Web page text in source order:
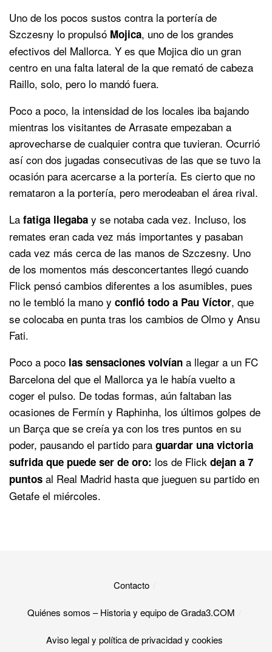
Uno de los pocos sustos contra la portería de
Szczesny lo propulsó Mojica, uno de los grandes
efectivos del Mallorca. Y es que Mojica dio un gran
centro en una falta lateral de la que remató de cabeza
Raillo, solo, pero lo mandó fuera.
Poco a poco, la intensidad de los locales iba bajando
mientras los visitantes de Arrasate empezaban a
aprovecharse de cualquier contra que tuvieran. Ocurrió
así con dos jugadas consecutivas de las que se tuvo la
ocasión para acercarse a la portería. Es cierto que no
remataron a la portería, pero merodeaban el área rival.
La fatiga llegaba y se notaba cada vez. Incluso, los
remates eran cada vez más importantes y pasaban
cada vez más cerca de las manos de Szczesny. Uno
de los momentos más desconcertantes llegó cuando
Flick pensó cambios diferentes a los asumibles, pues
no le tembló la mano y confió todo a Pau Víctor, que
se colocaba en punta tras los cambios de Olmo y Ansu
Fati.
Poco a poco las sensaciones volvían a llegar a un FC
Barcelona del que el Mallorca ya le había vuelto a
coger el pulso. De todas formas, aún faltaban las
ocasiones de Fermín y Raphinha, los últimos golpes de
un Barça que se creía ya con los tres puntos en su
poder, pausando el partido para guardar una victoria
sufrida que puede ser de oro: los de Flick dejan a 7
puntos al Real Madrid hasta que jueguen su partido en
Getafe el miércoles.
Contacto
Quiénes somos – Historia y equipo de Grada3.COM
Aviso legal y política de privacidad y cookies​